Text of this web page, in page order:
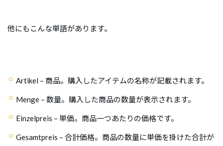
他にもこんな単語があります。
Artikel – 商品。購入したアイテムの名称が記載されます。
Menge – 数量。購入した商品の数量が表示されます。
Einzelpreis – 単価。商品一つあたりの価格です。
Gesamtpreis – 合計価格。商品の数量に単価を掛けた合計が